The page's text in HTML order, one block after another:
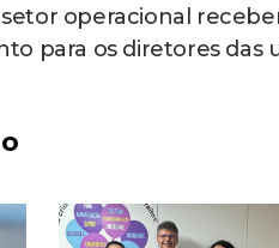
operacional
para os diretores das